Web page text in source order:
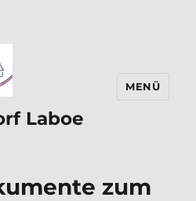
Laboe
MENÜ
zum